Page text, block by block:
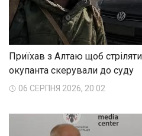
Приїхав з Алтаю щоб
окупанта скерували до суду
06 СЕРПНЯ 2026, 20:02